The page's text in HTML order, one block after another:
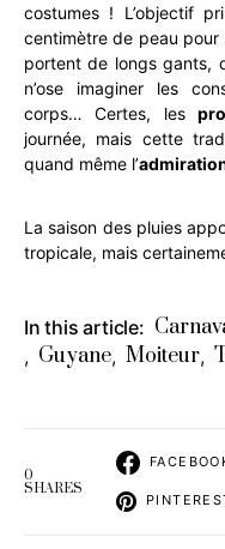
costumes ! L’objectif
centimètre de peau
portent de longs gants,
n’ose imaginer les
corps… Certes, les
journée, mais cette
quand même l’
La saison des pluies
tropicale, mais
In this article:
, Guyane, Moiteur,
0
SHARES